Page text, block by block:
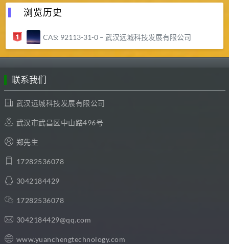
浏览历史
CAS: 92113-31-0 – 武汉远城科技发展有限公司
联系我们
武汉远城科技发展有限公司
武汉市武昌区中山路496号
郑先生
17282536078
3042184429
17282536078
3042184429@qq.com
www.yuanchengtechnology.com